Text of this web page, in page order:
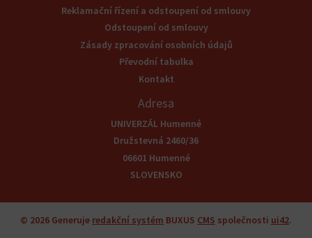
Reklamační řízení a odstoupení od smlouvy
Odstoupení od smlouvy
Zásady zpracování osobních údajů
Převodní tabulka
Kontakt
Adresa
UNIVERZÁL Humenné
Družstevná 2460/36
06601 Humenné
SLOVENSKO
© 2026 Generuje redakční systém BUXUS CMS společnosti ui42.